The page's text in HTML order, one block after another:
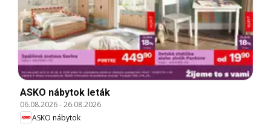
ASKO nábytok leták
06.08.2026-26.08.2026
ASKO nábytok